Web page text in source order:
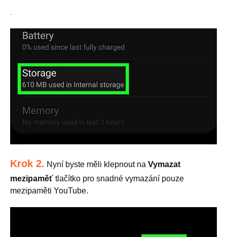
.
Krok 2. Nyní byste měli klepnout na Vymazat
mezipaměť tlačítko pro snadné vymazání pouze
mezipaměti YouTube.